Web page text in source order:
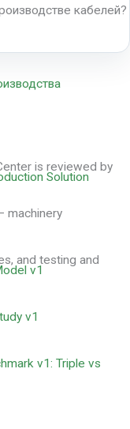
Solution
v1
v1
v1: Triple vs
кабелей?
is reviewed by
machinery
and testing and